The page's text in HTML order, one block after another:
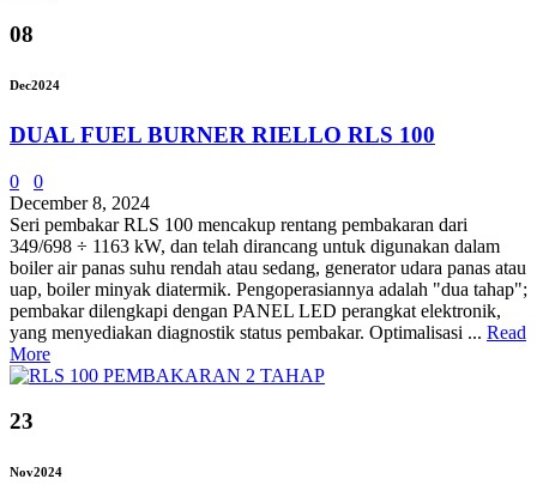
08
Dec2024
DUAL FUEL BURNER RIELLO RLS 100
0
0
December 8, 2024
Seri pembakar RLS 100 mencakup rentang pembakaran dari
349/698 ÷ 1163 kW, dan telah dirancang untuk digunakan dalam
boiler air panas suhu rendah atau sedang, generator udara panas atau
uap, boiler minyak diatermik. Pengoperasiannya adalah "dua tahap";
pembakar dilengkapi dengan PANEL LED perangkat elektronik,
yang menyediakan diagnostik status pembakar. Optimalisasi ... Read
More
23
Nov2024